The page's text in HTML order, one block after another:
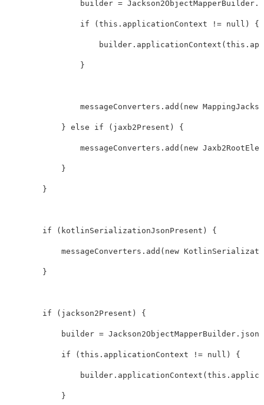
                builder
= Jackson2ObjectMapperBuilder .
if ( this . applicationContext != null ) {
                    builder
. applicationContext ( this .
}
                messageConverters
. add ( new
} else if ( jaxb2Present ) {
                messageConverters
. add ( new
}
}
if ( kotlinSerializationJsonPresent ) {
            messageConverters
. add ( new
}
if ( jackson2Present ) {
            builder
= Jackson2ObjectMapperBuilder . json
if ( this . applicationContext != null ) {
                builder
. applicationContext ( this .
}